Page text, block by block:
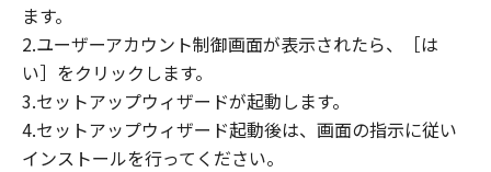
以 上
キヤノン株式会社
No.022914
ます。
2.ユーザーアカウント制御画面が表示されたら、［は
い］をクリックします。
3.セットアップウィザードが起動します。
4.セットアップウィザード起動後は、画面の指示に従い
インストールを行ってください。